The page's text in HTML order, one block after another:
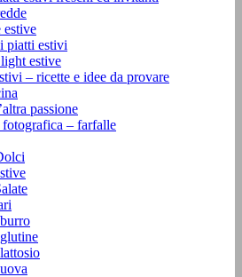
estive
piatti estivi
estive
– ricette e idee da provare
passione
fotografica – farfalle